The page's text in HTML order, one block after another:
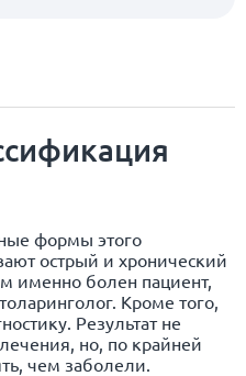
формы этого
острый и хронический
именно болен пациент,
Кроме того,
Результат не
но, по крайней
чем заболели.